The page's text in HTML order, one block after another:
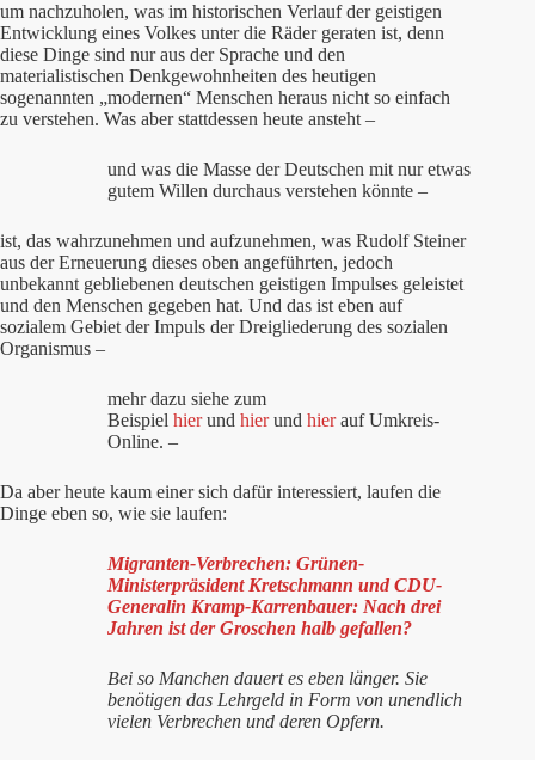
um nachzuholen, was im historischen Verlauf der geistigen
Entwicklung eines Volkes unter die Räder geraten ist, denn
diese Dinge sind nur aus der Sprache und den
materialistischen Denkgewohnheiten des heutigen
sogenannten „modernen“ Menschen heraus nicht so einfach
zu verstehen. Was aber stattdessen heute ansteht –
und was die Masse der Deutschen mit nur etwas
gutem Willen durchaus verstehen könnte –
ist, das wahrzunehmen und aufzunehmen, was Rudolf Steiner
aus der Erneuerung dieses oben angeführten, jedoch
unbekannt gebliebenen deutschen geistigen Impulses geleistet
und den Menschen gegeben hat. Und das ist eben auf
sozialem Gebiet der Impuls der Dreigliederung des sozialen
Organismus –
mehr dazu siehe zum
Beispiel hierund hierund hierauf Umkreis-
Online. –
Da aber heute kaum einer sich dafür interessiert, laufen die
Dinge eben so, wie sie laufen:
Migranten-Verbrechen: Grünen-
Ministerpräsident Kretschmann und CDU-
Generalin Kramp-Karrenbauer: Nach drei
Jahren ist der Groschen halb gefallen?
Bei so Manchen dauert es eben länger. Sie
benötigen das Lehrgeld in Form von unendlich
vielen Verbrechen und deren Opfern.